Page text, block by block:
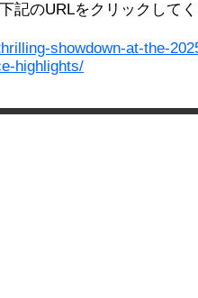
記のURLをクリックして
showdown-at-the-
highlights/